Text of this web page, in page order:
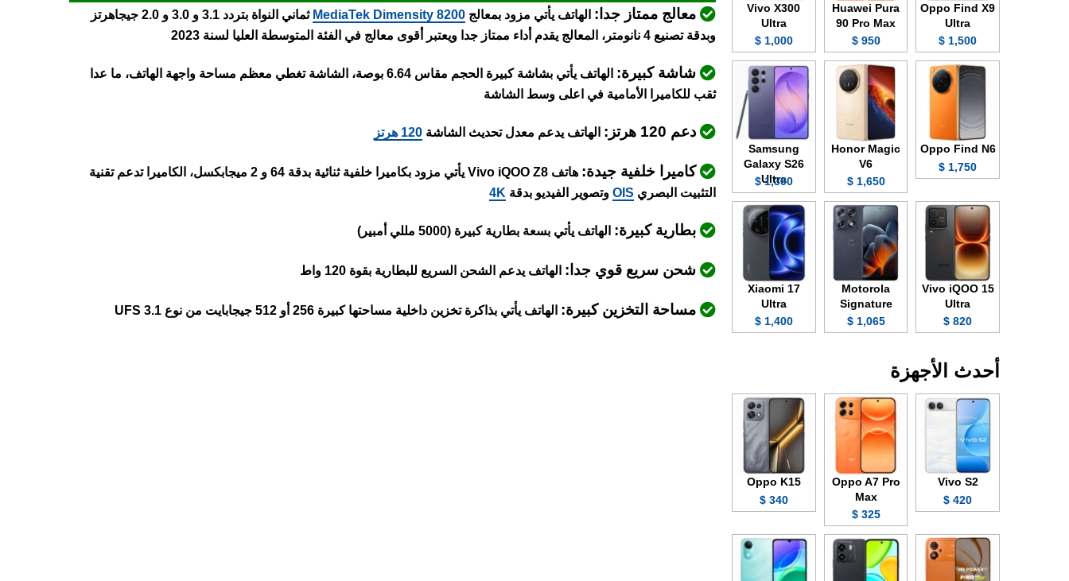
معالج ممتاز جدا: الهاتف يأتي مزود بمعالج MediaTek Dimensity 8200
ثماني النواة بتردد 3.1 و 3.0 و 2.0 جيجاهرتز
وبدقة تصنيع 4 نانومتر، المعالج يقدم أداء ممتاز جدا ويعتبر أقوى معالج في الفئة المتوسطة العليا لسنة 2023
شاشة كبيرة:
الهاتف يأتي بشاشة كبيرة الحجم مقاس 6.64 بوصة، الشاشة تغطي معظم مساحة واجهة الهاتف، ما عدا
ثقب للكاميرا الأمامية في اعلى وسط الشاشة
دعم 120 هرتز: الهاتف يدعم معدل تحديث الشاشة 120 هرتز
كاميرا خلفية جيدة:
هاتف Vivo iQOO Z8 يأتي مزود بكاميرا خلفية ثنائية بدقة 64 و 2 ميجابكسل، الكاميرا تدعم تقنية
التثبيت البصري OIS وتصوير الفيديو بدقة 4K
بطارية كبيرة: الهاتف يأتي بسعة بطارية كبيرة (5000 مللي أمبير)
شحن سريع قوي جدا: الهاتف يدعم الشحن السريع للبطارية بقوة 120 واط
مساحة التخزين كبيرة: الهاتف يأتي بذاكرة تخزين داخلية مساحتها كبيرة 256 أو 512 جيجابايت من نوع UFS 3.1
Oppo Find X9
Ultra
1,500 $
Huawei Pura
90 Pro Max
950 $
Vivo X300
Ultra
1,000 $
Oppo Find N6
1,750 $
Honor Magic
V6
1,650 $
Samsung
Galaxy S26
Ultra
1,300 $
Vivo iQOO 15
Ultra
820 $
Motorola
Signature
1,065 $
Xiaomi 17
Ultra
1,400 $
أحدث الأجهزة
Vivo S2
420 $
Oppo A7 Pro
Max
325 $
Oppo K15
340 $